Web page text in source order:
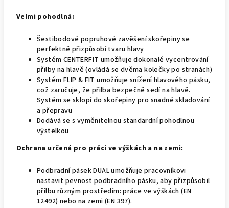
Velmi pohodlná:
Šestibodové popruhové zavěšení skořepiny se
perfektně přizpůsobí tvaru hlavy
Systém CENTERFIT umožňuje dokonalé vycentrování
přilby na hlavě (ovládá se dvěma kolečky po stranách)
Systém FLIP & FIT umožňuje snížení hlavového pásku,
což zaručuje, že přilba bezpečně sedí na hlavě.
Systém se sklopí do skořepiny pro snadné skladování
a přepravu
Dodává se s vyměnitelnou standardní pohodlnou
výstelkou
Ochrana určená pro práci ve výškách a na zemi:
Podbradní pásek DUAL umožňuje pracovníkovi
nastavit pevnost podbradního pásku, aby přizpůsobil
přilbu různým prostředím: práce ve výškách (EN
12492) nebo na zemi (EN 397).